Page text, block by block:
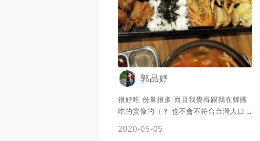
郭品妤
很好吃 份量很多 而且我覺得跟我在韓國
吃的蠻像的（？ 也不會不符合台灣人口味
2020-05-05